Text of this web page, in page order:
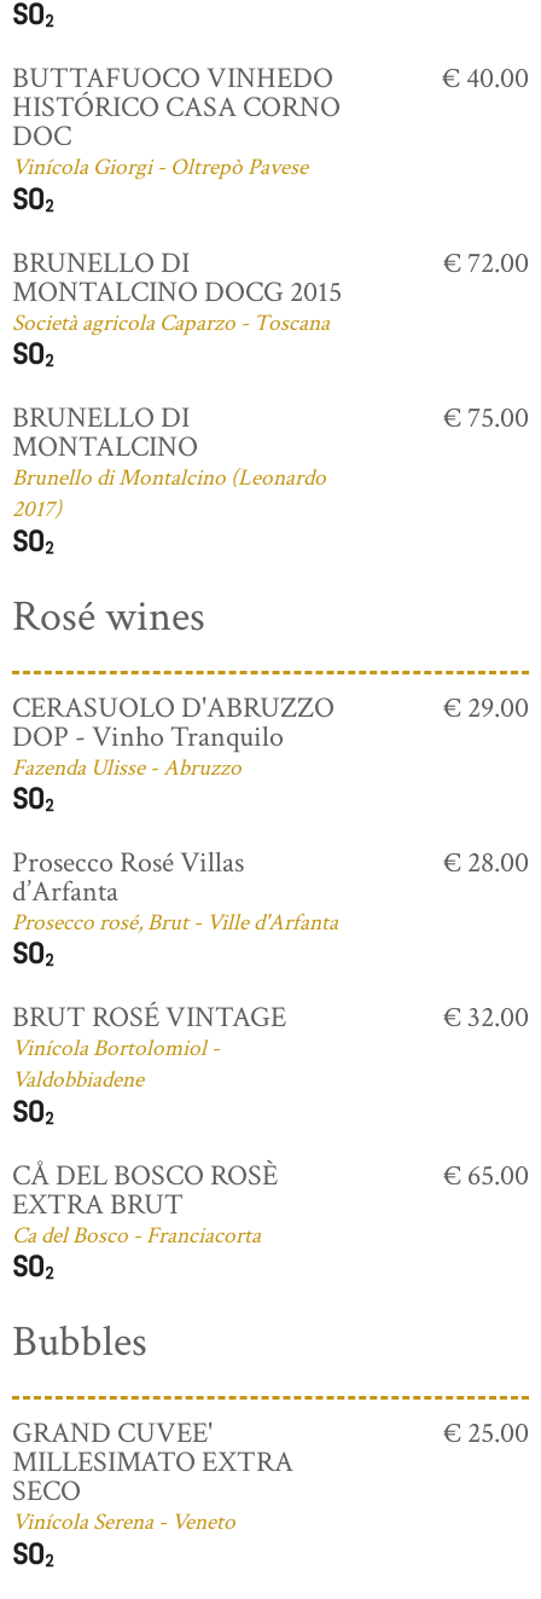
BUTTAFUOCO VINHEDO
HISTÓRICO CASA CORNO
DOC
Vinícola Giorgi - Oltrepò Pavese
€ 40.00
BRUNELLO DI
MONTALCINO DOCG 2015
Società agricola Caparzo - Toscana
€ 72.00
BRUNELLO DI
MONTALCINO
Brunello di Montalcino (Leonardo
2017)
€ 75.00
Rosé wines
CERASUOLO D'ABRUZZO
DOP - Vinho Tranquilo
Fazenda Ulisse - Abruzzo
€ 29.00
Prosecco Rosé Villas
d’Arfanta
Prosecco rosé, Brut - Ville d'Arfanta
€ 28.00
BRUT ROSÉ VINTAGE
Vinícola Bortolomiol -
Valdobbiadene
€ 32.00
CÅ DEL BOSCO ROSÈ
EXTRA BRUT
Ca del Bosco - Franciacorta
€ 65.00
Bubbles
GRAND CUVEE'
MILLESIMATO EXTRA
SECO
Vinícola Serena - Veneto
€ 25.00